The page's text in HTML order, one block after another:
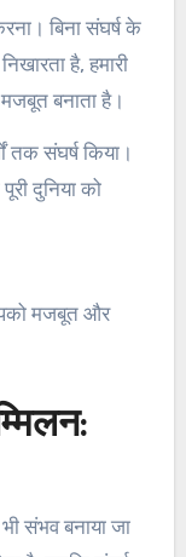
बिना संघर्ष के
है, हमारी
बनाता है।
तक संघर्ष किया।
दुनिया को
मजबूत और
संभव बनाया जा